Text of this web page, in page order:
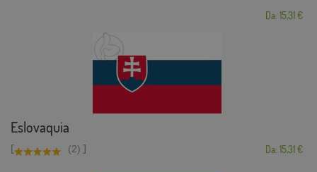
Da: 15,31 €
Eslovaquia
[ (2) ] Da: 15,31 €